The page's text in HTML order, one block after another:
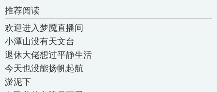
推荐阅读
欢迎进入梦魇直播间
小潭山没有天文台
退休大佬想过平静生活
今天也没能扬帆起航
淤泥下